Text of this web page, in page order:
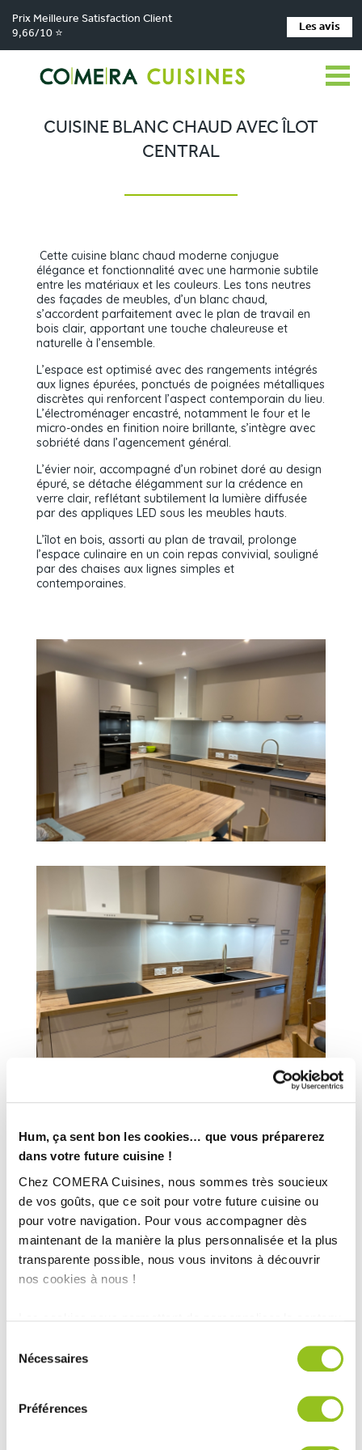
Hum, ça sent bon les cookies… que vous préparerez
dans votre future cuisine !
Chez COMERA Cuisines, nous sommes très soucieux
de vos goûts, que ce soit pour votre future cuisine ou
pour votre navigation. Pour vous accompagner dès
maintenant de la manière la plus personnalisée et la plus
transparente possible, nous vous invitons à découvrir
nos cookies à nous !
médias sociaux et d'analyser notre trafic. Nous
partageons également des informations sur l'utilisation de
notre site avec nos partenaires de médias sociaux, de
publicité et d'analyse, qui peuvent combiner celles-ci
Nécessaires
Préférences
Prix Meilleure Satisfaction Client
9,66/10 ⭐
Les avis
Comera Cuisines > Nos magasins de cuisine > Cuisiniste VILLEREAL >
Réalisations > Cuisine blanc chaud avec îlot central
CUISINE BLANC CHAUD AVEC ÎLOT
CENTRAL
Cette cuisine blanc chaud moderne conjugue
élégance et fonctionnalité avec une harmonie subtile
entre les matériaux et les couleurs. Les tons neutres
des façades de meubles, d’un blanc chaud,
s’accordent parfaitement avec le plan de travail en
bois clair, apportant une touche chaleureuse et
naturelle à l’ensemble.
L’espace est optimisé avec des rangements intégrés
aux lignes épurées, ponctués de poignées métalliques
discrètes qui renforcent l’aspect contemporain du lieu.
L’électroménager encastré, notamment le four et le
micro-ondes en finition noire brillante, s’intègre avec
sobriété dans l’agencement général.
L’évier noir, accompagné d’un robinet doré au design
épuré, se détache élégamment sur la crédence en
verre clair, reflétant subtilement la lumière diffusée
par des appliques LED sous les meubles hauts.
L’îlot en bois, assorti au plan de travail, prolonge
l’espace culinaire en un coin repas convivial, souligné
par des chaises aux lignes simples et
contemporaines.
INFORMATIONS